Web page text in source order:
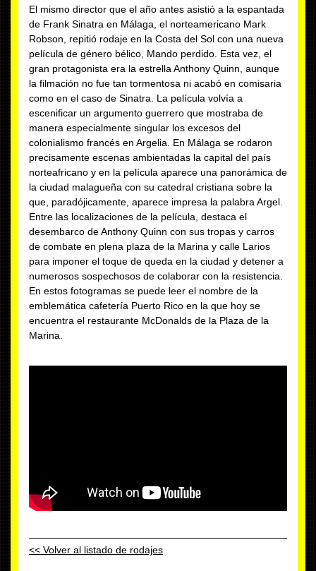
El mismo director que el año antes asistió a la espantada
de Frank Sinatra en Málaga, el norteamericano Mark
Robson, repitió rodaje en la Costa del Sol con una nueva
película de género bélico, Mando perdido. Esta vez, el
gran protagonista era la estrella Anthony Quinn, aunque
la filmación no fue tan tormentosa ni acabó en comisaria
como en el caso de Sinatra. La película volvía a
escenificar un argumento guerrero que mostraba de
manera especialmente singular los excesos del
colonialismo francés en Argelia. En Málaga se rodaron
precisamente escenas ambientadas la capital del país
norteafricano y en la película aparece una panorámica de
la ciudad malagueña con su catedral cristiana sobre la
que, paradójicamente, aparece impresa la palabra Argel.
Entre las localizaciones de la película, destaca el
desembarco de Anthony Quinn con sus tropas y carros
de combate en plena plaza de la Marina y calle Larios
para imponer el toque de queda en la ciudad y detener a
numerosos sospechosos de colaborar con la resistencia.
En estos fotogramas se puede leer el nombre de la
emblemática cafetería Puerto Rico en la que hoy se
encuentra el restaurante McDonalds de la Plaza de la
Marina.
<< Volver al listado de rodajes